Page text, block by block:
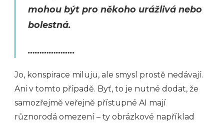
mohou být pro někoho urážlivá nebo
bolestná.
………………..
Jo, konspirace miluju, ale smysl prostě nedávají.
Ani v tomto případě. Byť, to je nutné dodat, že
samozřejmě veřejně přístupné AI mají
různorodá omezení – ty obrázkové například